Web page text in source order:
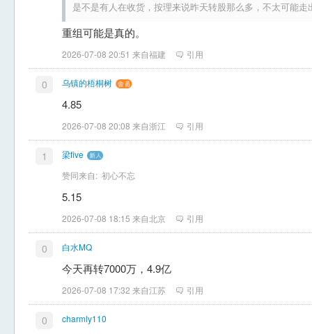
是不是有人在收货，按理来说昨天转股那么多，不太可能
重组可能是真的。
2026-07-08 20:51 来自福建 引用
0 乌镇的梧桐树
4.85
2026-07-08 20:08 来自浙江 引用
1
梁five
赞同来自: 初心不忘
5.15
2026-07-08 18:15 来自北京 引用
0 白水MQ
今天再转7000万，4.9亿
2026-07-08 17:32 来自江苏 引用
0
charmly110